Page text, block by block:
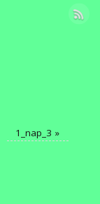
1_nap_3 »